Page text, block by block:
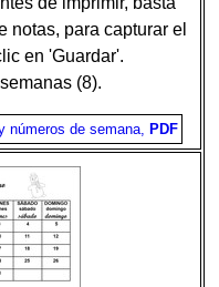
notas, para capturar el
en 'Guardar'.
(8).
números de semana, PDF